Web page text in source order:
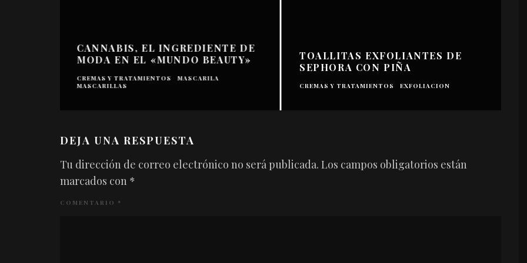
CANNABIS, EL INGREDIENTE DE
MODA EN EL «MUNDO BEAUTY»
CREMAS Y TRATAMIENTOS
MASCARILA
MASCARILLAS
TOALLITAS EXFOLIANTES DE
SEPHORA CON PIÑA
CREMAS Y TRATAMIENTOS EXFOLIACION
DEJA UNA RESPUESTA
Tu dirección de correo electrónico no será publicada. Los campos obligatorios están
marcados con *
COMENTARIO *